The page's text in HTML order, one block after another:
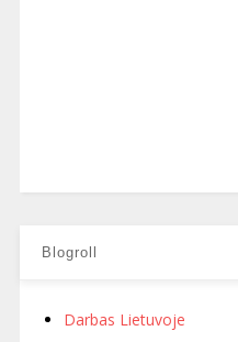
Blogroll
Darbas Lietuvoje